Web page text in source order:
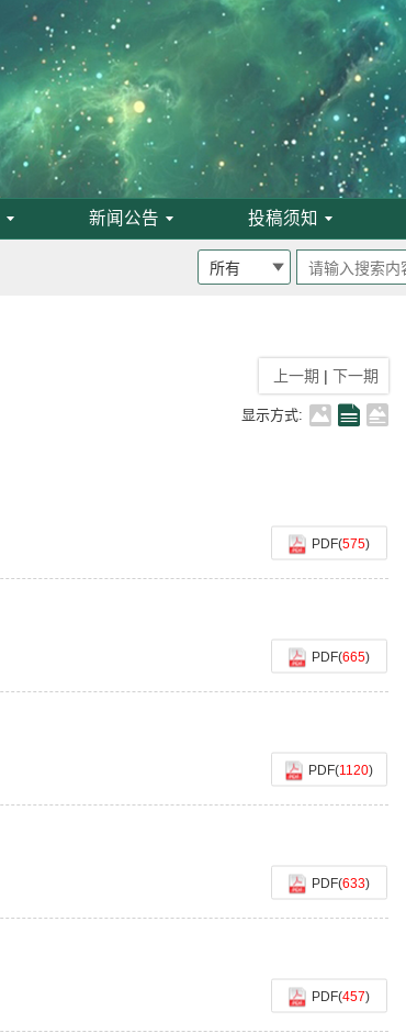
新闻公告 投稿须知
上一期 | 下一期
显示方式:
PDF(575)
PDF(665)
PDF(1120)
PDF(633)
PDF(457)